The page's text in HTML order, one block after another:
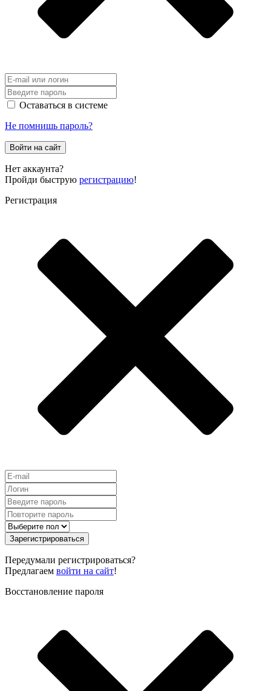
Оставаться в системе
Не помнишь пароль?
Войти на сайт
Нет аккаунта?
Пройди быструю регистрацию!
Регистрация
Зарегистрироваться
Передумали регистрироваться?
Предлагаем войти на сайт!
Восстановление пароля